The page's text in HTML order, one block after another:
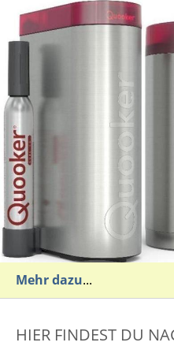
Mehr dazu...
HIER FINDEST DU